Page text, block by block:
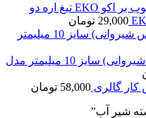
تیغ اره دو
29,000 تومان
بکس دریلی مغناطیسی(بکس شیروانی) سایز 10 میلیمتر مدل
گالری 58,000 تومان
شیر آب”